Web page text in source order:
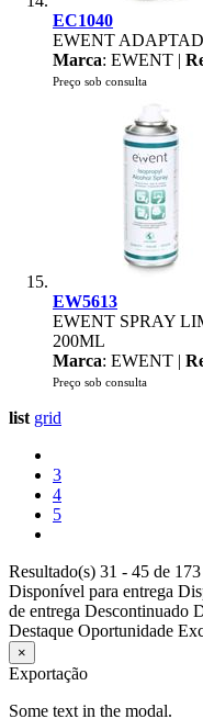
EC1040
EWENT
Marca: EWENT |
Preço sob consulta
EW5613
EWENT SPRAY
200ML
Marca: EWENT |
Preço sob consulta
list grid
3
4
5
Resultado(s) 31 - 45 de 173
Disponível para entrega
de entrega Descontinuado
Destaque Oportunidade
×
Exportação
Some text in the modal.